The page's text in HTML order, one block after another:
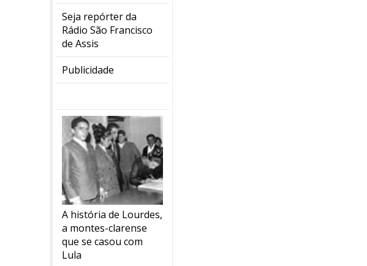
Seja repórter da
Rádio São Francisco
de Assis
Publicidade
A história de Lourdes,
a montes-clarense
que se casou com
Lula